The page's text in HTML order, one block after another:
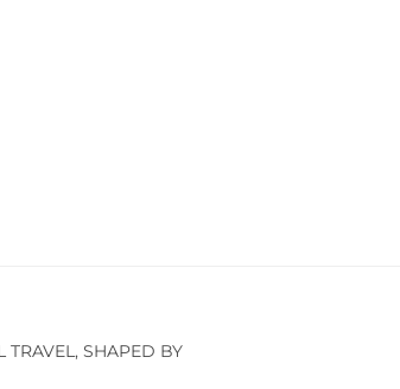
TRAVEL, SHAPED BY